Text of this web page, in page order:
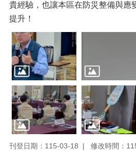
貴經驗，也讓本區在防災整備與應
提升！
刊登日期：115-03-18 修改時間：